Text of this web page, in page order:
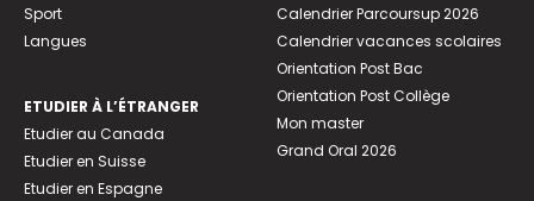
Sport
Langues
ETUDIER À L’ÉTRANGER
Etudier au Canada
Etudier en Suisse
Etudier en Espagne
Calendrier Parcoursup 2026
Calendrier vacances scolaires
Orientation Post Bac
Orientation Post Collège
Mon master
Grand Oral 2026